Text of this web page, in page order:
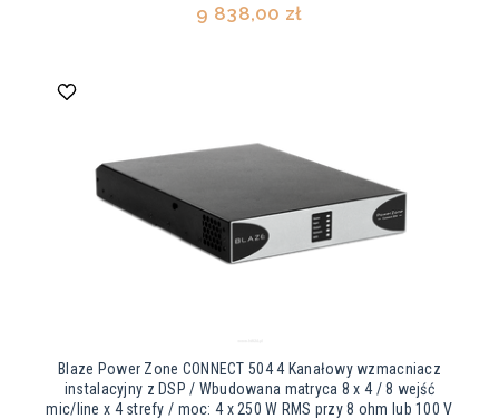
9 838,00 zł
Blaze Power Zone CONNECT 504 4 Kanałowy wzmacniacz
instalacyjny z DSP / Wbudowana matryca 8 x 4 / 8 wejść
mic/line x 4 strefy / moc: 4 x 250 W RMS przy 8 ohm lub 100 V